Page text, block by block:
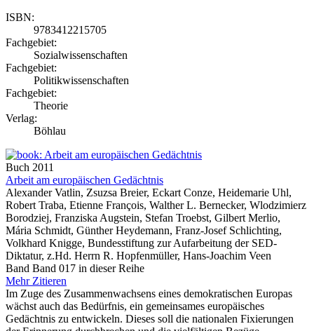
ISBN:
9783412215705
Fachgebiet:
Sozialwissenschaften
Fachgebiet:
Politikwissenschaften
Fachgebiet:
Theorie
Verlag:
Böhlau
Buch 2011
Arbeit am europäischen Gedächtnis
Alexander Vatlin, Zsuzsa Breier, Eckart Conze, Heidemarie Uhl,
Robert Traba, Etienne François, Walther L. Bernecker, Wlodzimierz
Borodziej, Franziska Augstein, Stefan Troebst, Gilbert Merlio,
Mária Schmidt, Günther Heydemann, Franz-Josef Schlichting,
Volkhard Knigge, Bundesstiftung zur Aufarbeitung der SED-
Diktatur, z.Hd. Herrn R. Hopfenmüller, Hans-Joachim Veen
Band Band 017 in dieser Reihe
Mehr Zitieren
Im Zuge des Zusammenwachsens eines demokratischen Europas
wächst auch das Bedürfnis, ein gemeinsames europäisches
Gedächtnis zu entwickeln. Dieses soll die nationalen Fixierungen